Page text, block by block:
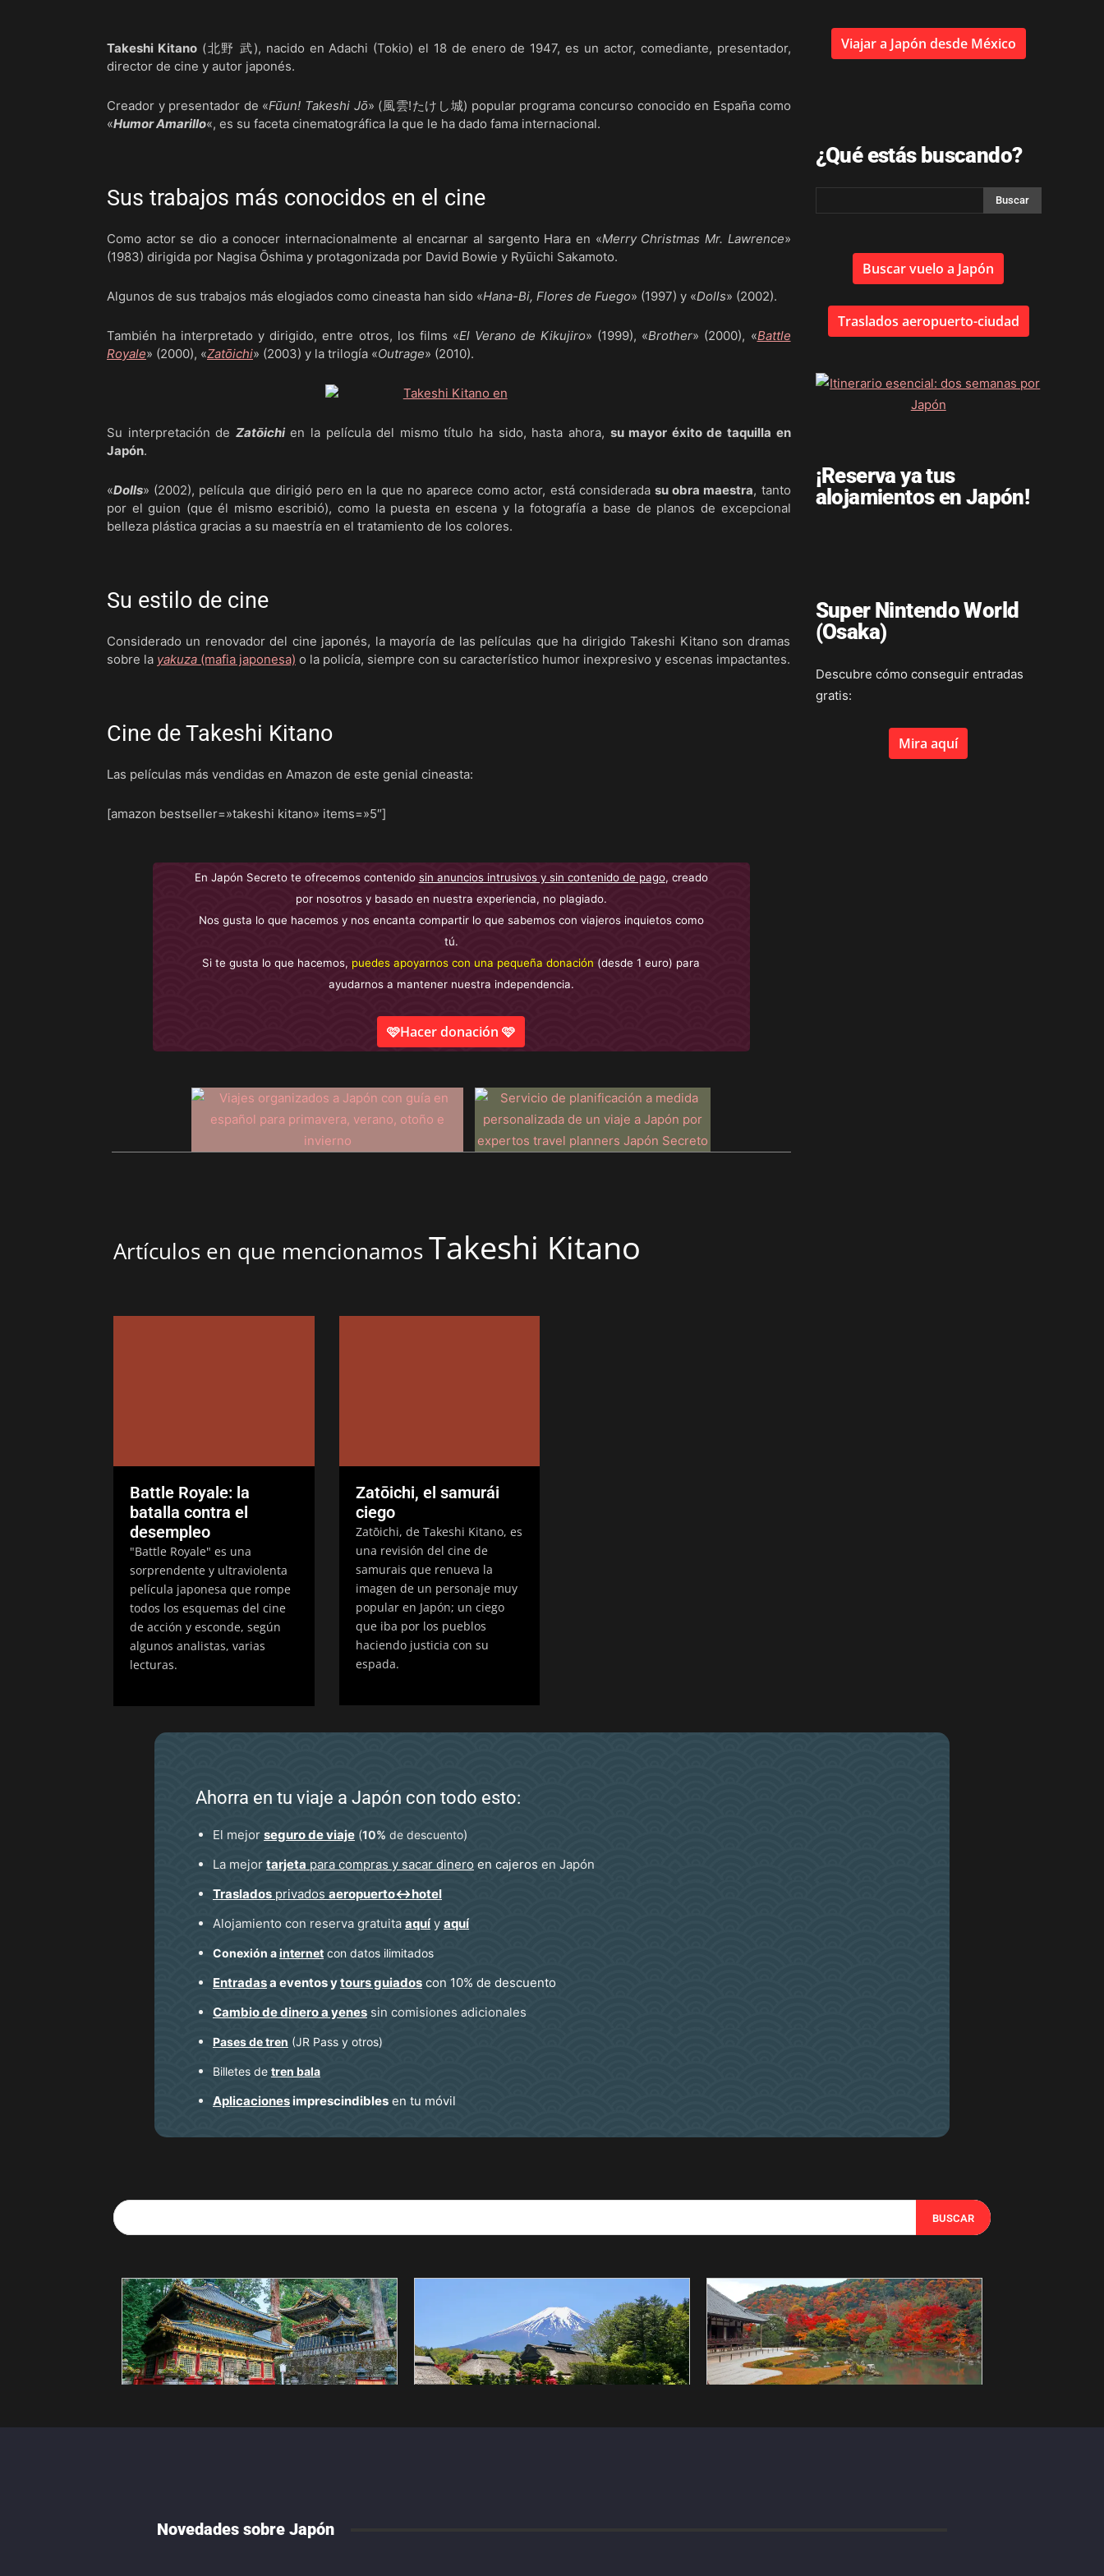
Takeshi Kitano(北野 武), nacido en Adachi (Tokio) el 18 de enero de 1947, es un actor, comediante, presentador,
director de cine y autor japonés.
Creador y presentador de «Fūun! Takeshi Jō» (風雲!たけし城) popular programa concurso conocido en España como
«Humor Amarillo«, es su faceta cinematográfica la que le ha dado fama internacional.
Sus trabajos más conocidos en el cine
Como actor se dio a conocer internacionalmente al encarnar al sargento Hara en «Merry Christmas Mr. Lawrence»
(1983) dirigida por Nagisa Ōshima y protagonizada por David Bowie y Ryūichi Sakamoto.
Algunos de sus trabajos más elogiados como cineasta han sido «Hana-Bi, Flores de Fuego» (1997) y «Dolls» (2002).
También ha interpretado y dirigido, entre otros, los films «El Verano de Kikujiro» (1999), «Brother» (2000), «Battle
Royale» (2000), «Zatōichi» (2003) y la trilogía «Outrage» (2010).
Su interpretación de Zatōichien la película del mismo título ha sido, hasta ahora, su mayor éxito de taquilla en
Japón.
«Dolls» (2002), película que dirigió pero en la que no aparece como actor, está considerada su obra maestra, tanto
por el guion (que él mismo escribió), como la puesta en escena y la fotografía a base de planos de excepcional
belleza plástica gracias a su maestría en el tratamiento de los colores.
Su estilo de cine
Considerado un renovador del cine japonés, la mayoría de las películas que ha dirigido Takeshi Kitano son dramas
sobre la yakuza (mafia japonesa) o la policía, siempre con su característico humor inexpresivo y escenas impactantes.
Cine de Takeshi Kitano
Las películas más vendidas en Amazon de este genial cineasta:
[amazon bestseller=»takeshi kitano» items=»5″]
En Japón Secreto te ofrecemos contenido sin anuncios intrusivos y sin contenido de pago, creado
por nosotros y basado en nuestra experiencia, no plagiado.
Nos gusta lo que hacemos y nos encanta compartir lo que sabemos con viajeros inquietos como
tú.
Si te gusta lo que hacemos, puedes apoyarnos con una pequeña donación (desde 1 euro) para
ayudarnos a mantener nuestra independencia.
🩷Hacer donación 🩷
Viajar a Japón desde México
¿Qué estás buscando?
Buscar vuelo a Japón
Traslados aeropuerto-ciudad
¡Reserva ya tus
alojamientos en Japón!
Super Nintendo World
(Osaka)
Descubre cómo conseguir entradas
gratis:
Mira aquí
Artículos en que mencionamosTakeshi Kitano
Battle Royale: la
batalla contra el
desempleo
"Battle Royale" es una
sorprendente y ultraviolenta
película japonesa que rompe
todos los esquemas del cine
de acción y esconde, según
algunos analistas, varias
lecturas.
Zatōichi, el samurái
ciego
Zatōichi, de Takeshi Kitano, es
una revisión del cine de
samurais que renueva la
imagen de un personaje muy
popular en Japón; un ciego
que iba por los pueblos
haciendo justicia con su
espada.
Ahorra en tu viaje a Japón con todo esto:
El mejor seguro de viaje (10% de descuento)
La mejor tarjeta para compras y sacar dinero en cajeros en Japón
Traslados privados aeropuerto↔hotel
Alojamiento con reserva gratuita aquíy aquí
Conexión ainternet con datos ilimitados
Entradasa eventos ytours guiados con 10% de descuento
Cambio de dinero a yenes sin comisiones adicionales
Pases de tren (JR Pass y otros)
Billetes de tren bala
Aplicacionesimprescindibles en tu móvil
BUSCAR
Novedades sobre Japón